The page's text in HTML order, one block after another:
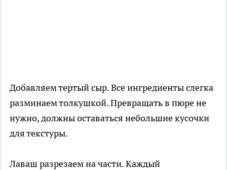
Добавляем тертый сыр. Все ингредиенты слегка
разминаем толкушкой. Превращать в пюре не
нужно, должны оставаться небольшие кусочки
для текстуры.
Лаваш разрезаем на части. Каждый